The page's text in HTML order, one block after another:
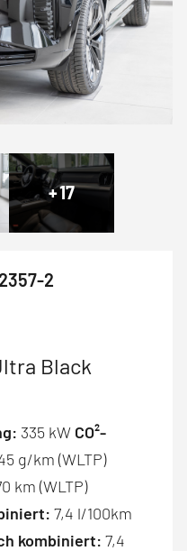
+17
2
Black
335 kW CO²-
g/km (WLTP)
km (WLTP)
7,4 l/100km
kombiniert: 7,4